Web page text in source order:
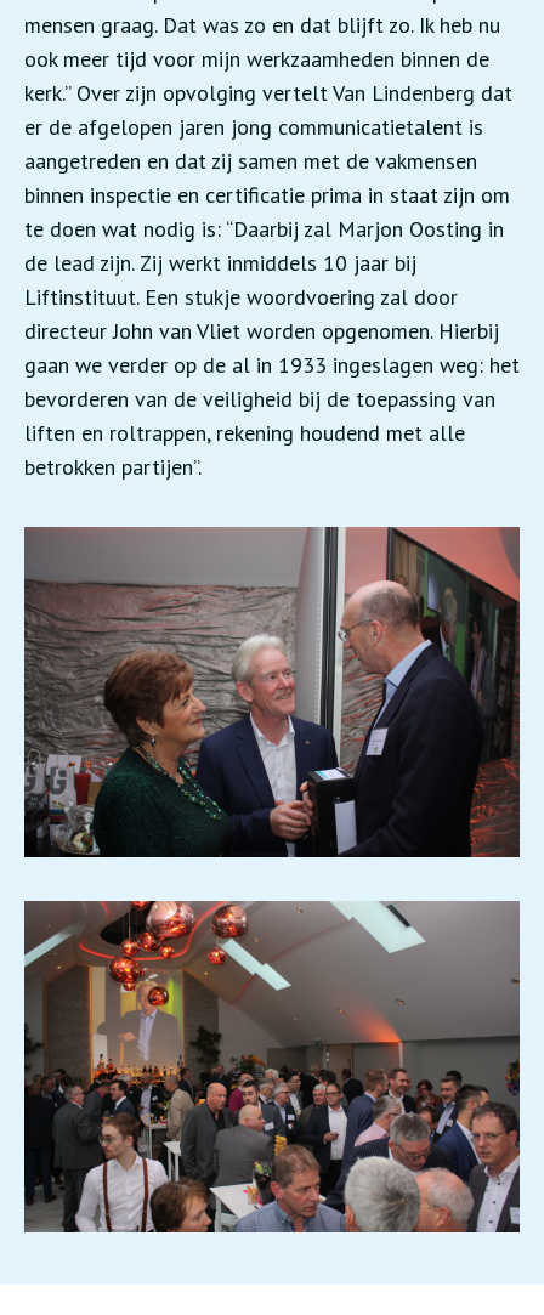
mensen graag. Dat was zo en dat blijft zo. Ik heb nu
ook meer tijd voor mijn werkzaamheden binnen de
kerk.” Over zijn opvolging vertelt Van Lindenberg dat
er de afgelopen jaren jong communicatietalent is
aangetreden en dat zij samen met de vakmensen
binnen inspectie en certificatie prima in staat zijn om
te doen wat nodig is: “Daarbij zal Marjon Oosting in
de lead zijn. Zij werkt inmiddels 10 jaar bij
Liftinstituut. Een stukje woordvoering zal door
directeur John van Vliet worden opgenomen. Hierbij
gaan we verder op de al in 1933 ingeslagen weg: het
bevorderen van de veiligheid bij de toepassing van
liften en roltrappen, rekening houdend met alle
betrokken partijen”.